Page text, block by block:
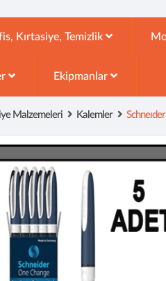
Kırtasiye, Temizlik
Ekipmanlar
Malzemeleri Kalemler